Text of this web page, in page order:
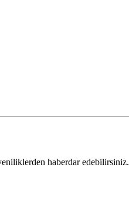
haberdar edebilirsiniz.